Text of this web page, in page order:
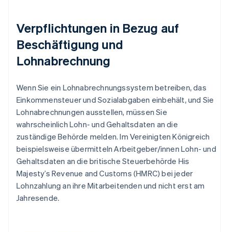
Verpflichtungen in Bezug auf
Beschäftigung und
Lohnabrechnung
Wenn Sie ein Lohnabrechnungssystem betreiben, das
Einkommensteuer und Sozialabgaben einbehält, und Sie
Lohnabrechnungen ausstellen, müssen Sie
wahrscheinlich Lohn- und Gehaltsdaten an die
zuständige Behörde melden. Im Vereinigten Königreich
beispielsweise übermitteln Arbeitgeber/innen Lohn- und
Gehaltsdaten an die britische Steuerbehörde His
Majesty’s Revenue and Customs (HMRC) bei jeder
Lohnzahlung an ihre Mitarbeitenden und nicht erst am
Jahresende.